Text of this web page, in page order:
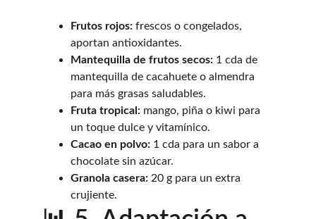
Frutos rojos: frescos o congelados,
aportan antioxidantes.
Mantequilla de frutos secos: 1 cda de
mantequilla de cacahuete o almendra
para más grasas saludables.
Fruta tropical: mango, piña o kiwi para
un toque dulce y vitamínico.
Cacao en polvo: 1 cda para un sabor a
chocolate sin azúcar.
Granola casera: 20 g para un extra
crujiente.